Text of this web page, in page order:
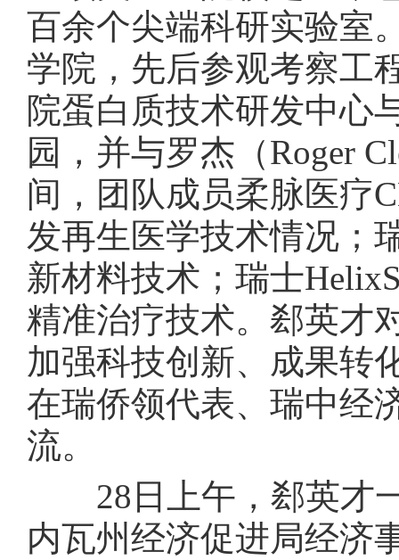
百余个尖端科研实验室
学院，先后参观考察工
院蛋白质技术研发中心
园，并与罗杰（Roger
间，团队成员柔脉医疗
发再生医学技术情况；
新材料技术；瑞士
精准治疗技术。郄英才
加强科技创新、成果转
在瑞侨领代表、瑞中经
流。
28日上午，郄英才一
内瓦州经济促进局经济